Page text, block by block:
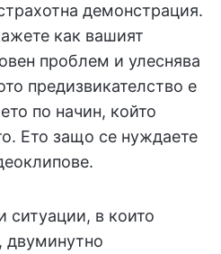
демонстрация.
как вашият
проблем и улеснява
предизвикателство е
по начин, който
Ето защо се нуждаете
ситуации, в които
двуминутно